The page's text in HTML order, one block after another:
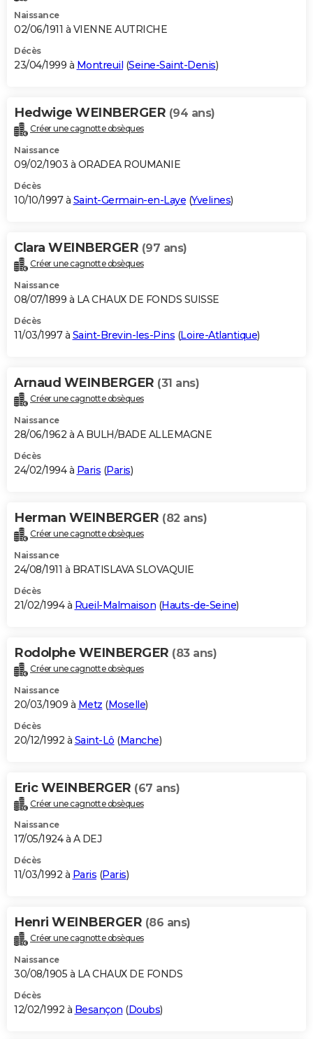
Naissance
02/06/1911 à VIENNE AUTRICHE
Décès
23/04/1999 à Montreuil (Seine-Saint-Denis)
Hedwige WEINBERGER (94 ans)
Créer une cagnotte obsèques
Naissance
09/02/1903 à ORADEA ROUMANIE
Décès
10/10/1997 à Saint-Germain-en-Laye (Yvelines)
Clara WEINBERGER (97 ans)
Créer une cagnotte obsèques
Naissance
08/07/1899 à LA CHAUX DE FONDS SUISSE
Décès
11/03/1997 à Saint-Brevin-les-Pins (Loire-Atlantique)
Arnaud WEINBERGER (31 ans)
Créer une cagnotte obsèques
Naissance
28/06/1962 à A BULH/BADE ALLEMAGNE
Décès
24/02/1994 à Paris (Paris)
Herman WEINBERGER (82 ans)
Créer une cagnotte obsèques
Naissance
24/08/1911 à BRATISLAVA SLOVAQUIE
Décès
21/02/1994 à Rueil-Malmaison (Hauts-de-Seine)
Rodolphe WEINBERGER (83 ans)
Créer une cagnotte obsèques
Naissance
20/03/1909 à Metz (Moselle)
Décès
20/12/1992 à Saint-Lô (Manche)
Eric WEINBERGER (67 ans)
Créer une cagnotte obsèques
Naissance
17/05/1924 à A DEJ
Décès
11/03/1992 à Paris (Paris)
Henri WEINBERGER (86 ans)
Créer une cagnotte obsèques
Naissance
30/08/1905 à LA CHAUX DE FONDS
Décès
12/02/1992 à Besançon (Doubs)